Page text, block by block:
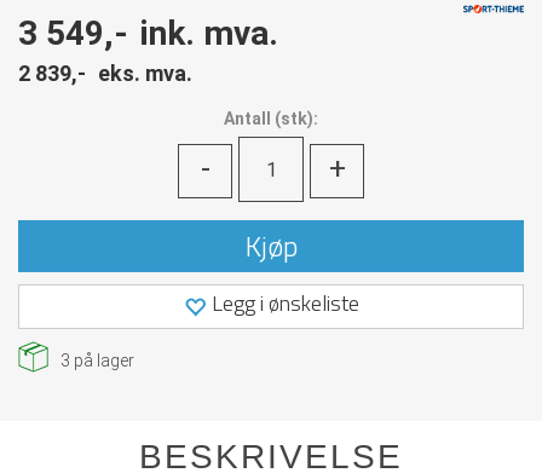
3 549,- ink. mva.
2 839,- eks. mva.
Antall (stk):
- +
Kjøp
Legg i ønskeliste
3 på lager
BESKRIVELSE